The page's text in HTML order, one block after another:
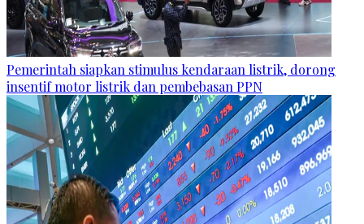
Pemerintah siapkan stimulus kendaraan listrik, dorong
insentif motor listrik dan pembebasan PPN